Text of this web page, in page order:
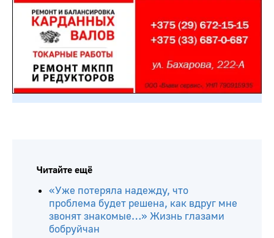
Читайте ещё
«Уже потеряла надежду, что
проблема будет решена, как вдруг мне
звонят знакомые…» Жизнь глазами
бобруйчан